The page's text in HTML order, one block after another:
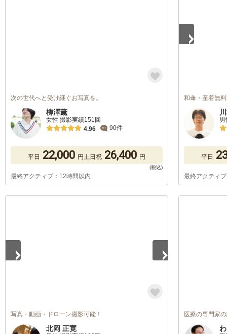
次の世代へと受け継ぐお写真を。
柳澤薫
女性 撮影実績151回
4.96
90件
平日 22,000 円土日祝 26,400 円
最終アクティブ：12時間以内
和傘・産着無
平日
最終アクティ
写真・動画・ドローン撮影可能！
北岡 正寛
医療の専門家